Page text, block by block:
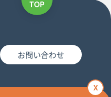
x
お問い合わせ